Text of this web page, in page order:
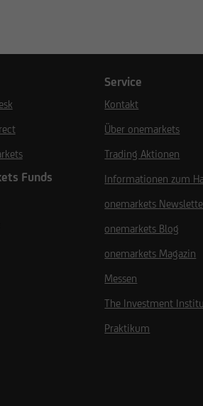
Funds
Service
Kontakt
Über onemarkets
Trading Aktionen
Informationen zum
onemarkets
onemarkets Blog
onemarkets Magazin
Messen
The Investment
Praktikum